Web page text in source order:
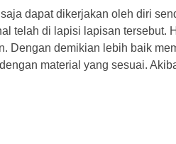
dapat dikerjakan oleh diri
telah di lapisi lapisan tersebut.
Dengan demikian lebih baik
material yang sesuai.